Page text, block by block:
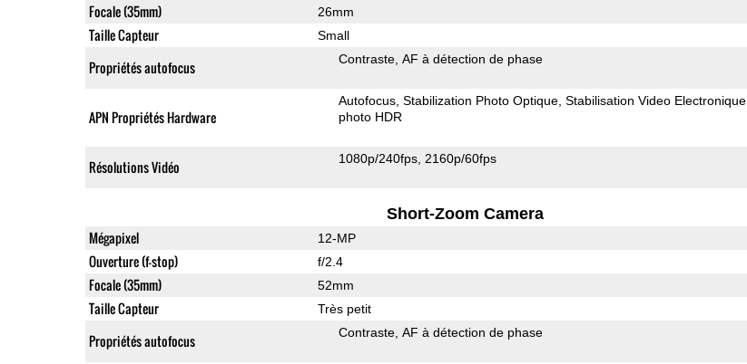
Focale (35mm) 26mm
Taille Capteur Small
Propriétés autofocus Contraste AF à détection de phase
APN Propriétés Hardware
Autofocus Stabilization Photo Optique Stabilisation Video Electronique
photo HDR
Résolutions Vidéo 1080p/240fps 2160p/60fps
Short-Zoom Camera
Mégapixel 12-MP
Ouverture (f-stop) f/2.4
Focale (35mm) 52mm
Taille Capteur Très petit
Propriétés autofocus Contraste AF à détection de phase